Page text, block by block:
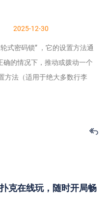
2025-12-30
式密码锁” ，它的设置方法通
的情况下，推动或拨动一个
方法（适用于绝大多数行李
克在线玩，随时开局畅